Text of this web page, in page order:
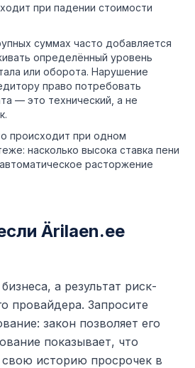
при падении стоимости
суммах часто добавляется
определённый уровень
или оборота. Нарушение
право потребовать
— это технический, а не
происходит при одном
насколько высока ставка пени
расторжение
Ärilaen.ee
а результат риск-
провайдера. Запросите
закон позволяет его
показывает, что
историю просрочек в